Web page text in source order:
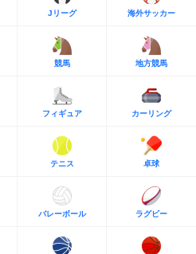
Jリーグ 海外サッカー
競馬 地方競馬
フィギュア カーリング
テニス 卓球
バレーボール ラグビー